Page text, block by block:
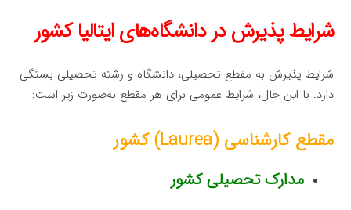
شرایط پذیرش در دانشگاه‌های ایتالیا کشور
شرایط پذیرش به مقطع تحصیلی، دانشگاه و رشته تحصیلی بستگی
دارد. با این حال، شرایط عمومی برای هر مقطع به‌صورت زیر است:
مقطع کارشناسی (Laurea) کشور
مدارک تحصیلی کشور